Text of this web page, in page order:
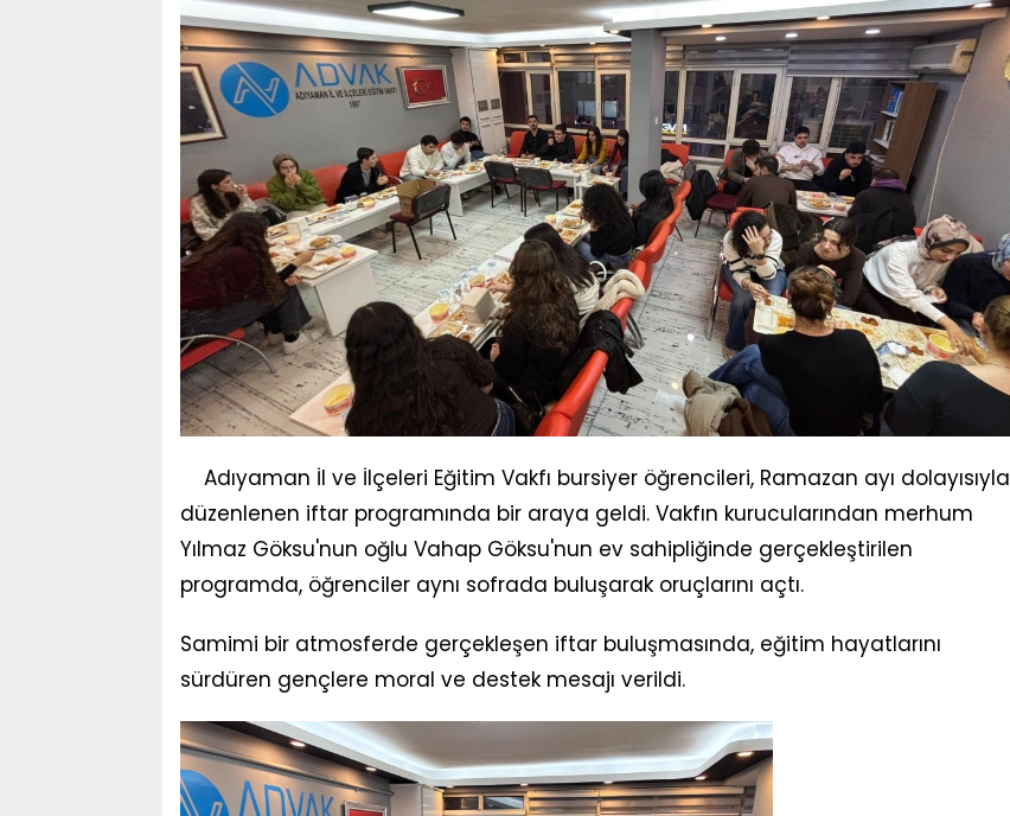
Adıyaman İl ve İlçeleri Eğitim Vakfı bursiyer öğrencileri, Ramazan ayı dolayısıyla
düzenlenen iftar programında bir araya geldi. Vakfın kurucularından merhum
Yılmaz Göksu'nun oğlu Vahap Göksu'nun ev sahipliğinde gerçekleştirilen
programda, öğrenciler aynı sofrada buluşarak oruçlarını açtı.
Samimi bir atmosferde gerçekleşen iftar buluşmasında, eğitim hayatlarını
sürdüren gençlere moral ve destek mesajı verildi.